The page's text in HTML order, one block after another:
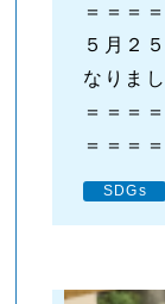
＝＝＝
５月２
なりま
＝＝＝
＝＝＝
SDGs